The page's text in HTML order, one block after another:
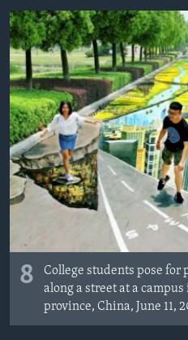
8
College students pose
along a street at a
province, China, June 11,